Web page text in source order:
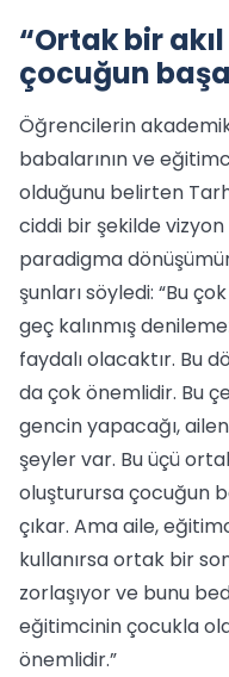
“Ortak bir
çocuğun
Öğrencilerin
babalarının ve
olduğunu belirten
ciddi bir şekilde vizyon
paradigma
şunları söyledi: “Bu
geç kalınmış
faydalı olacaktır. Bu
da çok önemlidir. Bu
gencin yapacağı,
şeyler var. Bu üçü
oluşturursa çocuğun
çıkar. Ama aile,
kullanırsa ortak bir
zorlaşıyor ve bunu
eğitimcinin çocukla
önemlidir.”